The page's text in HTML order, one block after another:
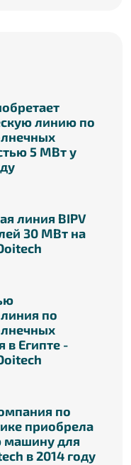
линию по
5 МВт у
линия BIPV
30 МВт на
по
в Египте -
по
приобрела
машину для
в 2014 году